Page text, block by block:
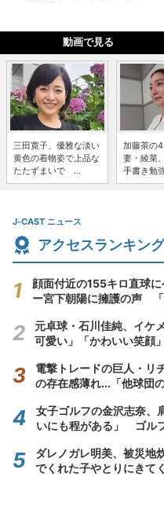
動画で見る
三田寛子、優雅な淡い
黄色の着物姿で上品な
たたずまいで ...
加藤茶の
妻・綾菜
手書き勉
J-CAST ニュース
アクセスランキング
顔面付近の155キロ直球
ー宮下朝陽に擁護の声
元卓球・石川佳純、イ
可愛い」「かわいい笑顔
電撃トレードの巨人・リ
の存在感薄れ...「他球団
女子ゴルフの金沢志奈、
いにも程がある」 ゴル
ダレノガレ明美、被災地
でくれた子やとりにきて